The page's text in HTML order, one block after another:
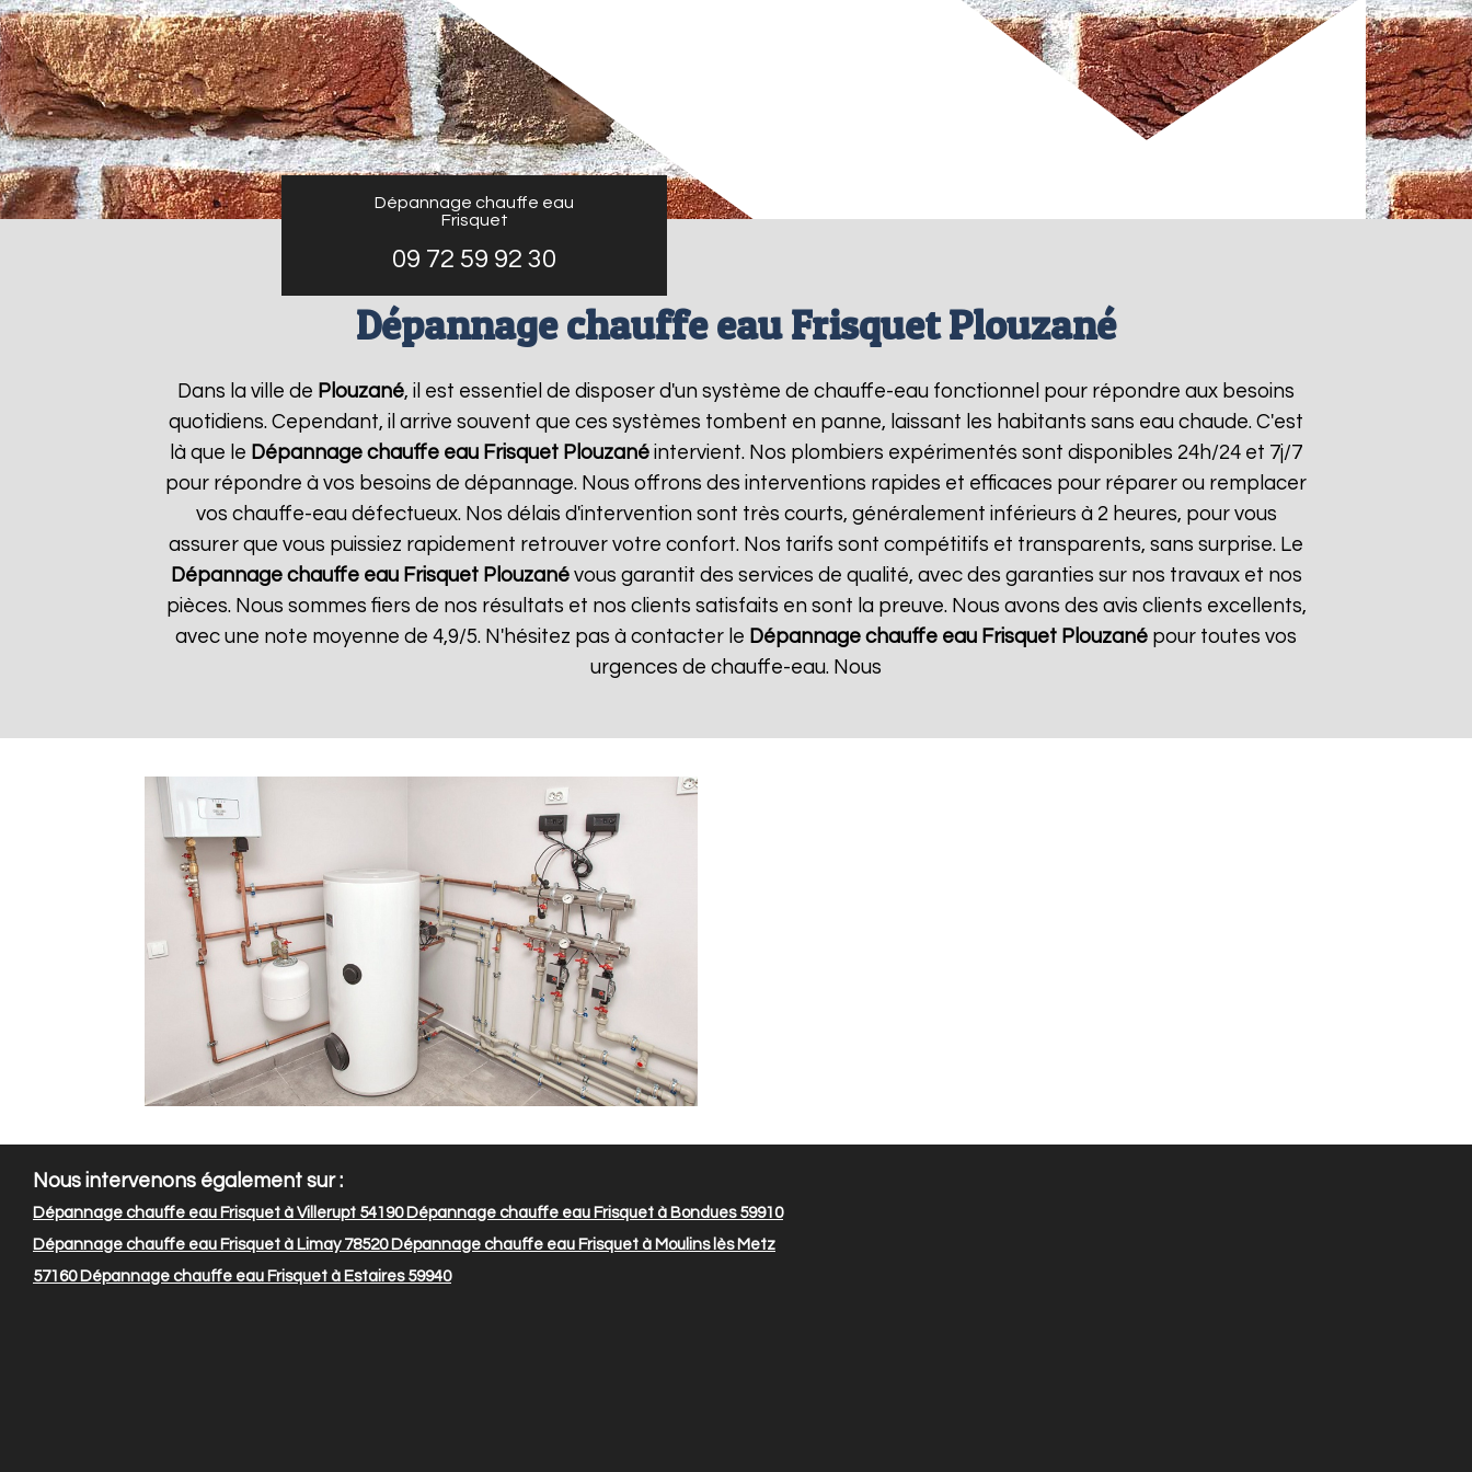
Dépannage chauffe eau
Frisquet
09 72 59 92 30
Dépannage chauffe eau Frisquet Plouzané
Dans la ville de Plouzané, il est essentiel de disposer d'un système de chauffe-eau fonctionnel pour répondre aux besoins
quotidiens. Cependant, il arrive souvent que ces systèmes tombent en panne, laissant les habitants sans eau chaude. C'est
là que le Dépannage chauffe eau Frisquet Plouzané intervient. Nos plombiers expérimentés sont disponibles 24h/24 et 7j/7
pour répondre à vos besoins de dépannage. Nous offrons des interventions rapides et efficaces pour réparer ou remplacer
vos chauffe-eau défectueux. Nos délais d'intervention sont très courts, généralement inférieurs à 2 heures, pour vous
assurer que vous puissiez rapidement retrouver votre confort. Nos tarifs sont compétitifs et transparents, sans surprise. Le
Dépannage chauffe eau Frisquet Plouzanévous garantit des services de qualité, avec des garanties sur nos travaux et nos
pièces. Nous sommes fiers de nos résultats et nos clients satisfaits en sont la preuve. Nous avons des avis clients excellents,
avec une note moyenne de 4,9/5. N'hésitez pas à contacter le Dépannage chauffe eau Frisquet Plouzané pour toutes vos
urgences de chauffe-eau. Nous
Nous intervenons également sur :
Dépannage chauffe eau Frisquet à Villerupt 54190Dépannage chauffe eau Frisquet à Bondues 59910
Dépannage chauffe eau Frisquet à Limay 78520Dépannage chauffe eau Frisquet à Moulins lès Metz
57160Dépannage chauffe eau Frisquet à Estaires 59940